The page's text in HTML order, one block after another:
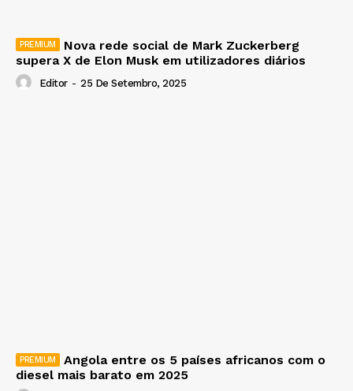
Nova rede social de Mark Zuckerberg
supera X de Elon Musk em utilizadores diários
Editor - 25 De Setembro, 2025
Angola entre os 5 países africanos com o
diesel mais barato em 2025